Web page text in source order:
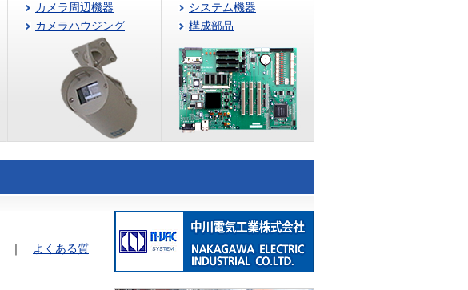
カメラ周辺機器
カメラハウジング
システム機器
構成部品
｜ よくある質